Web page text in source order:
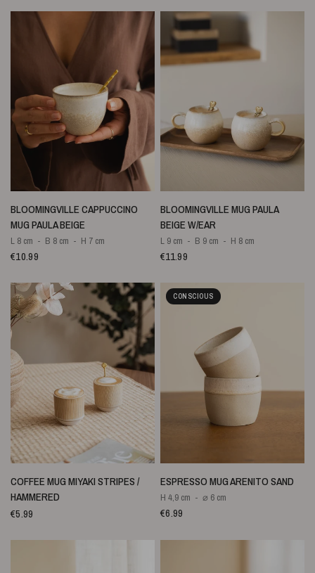
SNELLE WEERGAVE
BLOOMINGVILLE CAPPUCCINO
MUG PAULA BEIGE
L 8 cm B 8 cm H 7 cm
€10.99
SNELLE WEERGAVE
BLOOMINGVILLE MUG PAULA
BEIGE W/EAR
L 9 cm B 9 cm H 8 cm
€11.99
SNELLE WEERGAVE
COFFEE MUG MIYAKI STRIPES /
HAMMERED
€5.99
CONSCIOUS
SNELLE WEERGAVE
ESPRESSO MUG ARENITO SAND
H 4,9 cm ⌀ 6 cm
€6.99